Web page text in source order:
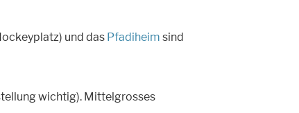
und das Pfadiheim sind
wichtig). Mittelgrosses